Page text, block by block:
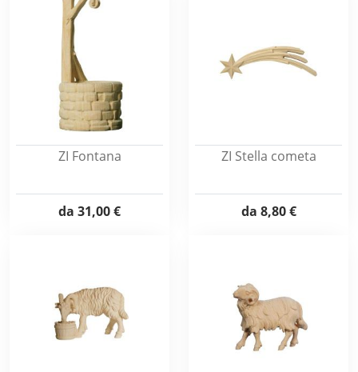
ZI Fontana
da 31,00 €
ZI Stella cometa
da 8,80 €